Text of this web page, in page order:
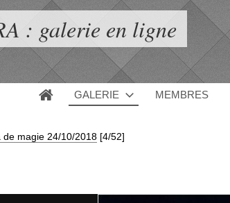
: galerie en ligne
GALERIE MEMBRES
de magie 24/10/2018 [4/52]